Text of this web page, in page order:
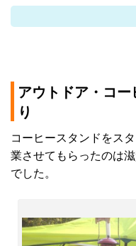
アウトドア・コ
り
コーヒースタンドをス
業させてもらったのは
でした。